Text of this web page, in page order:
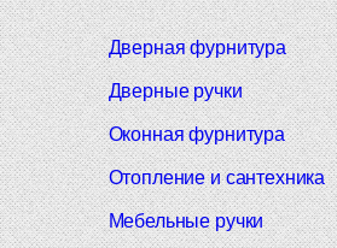
Дверная фурнитура
Дверные ручки
Оконная фурнитура
Отопление и сантехника
Мебельные ручки